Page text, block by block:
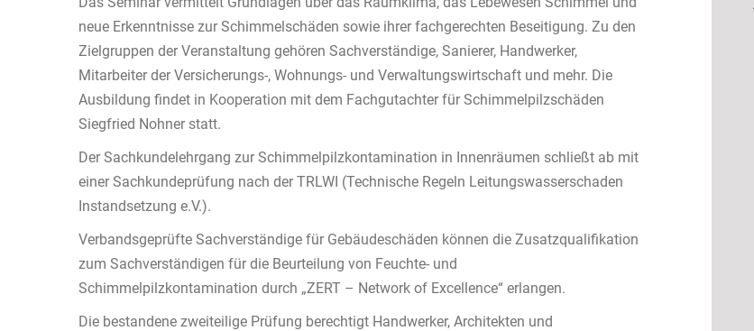
neue Erkenntnisse zur Schimmelschäden sowie ihrer fachgerechten Beseitigung. Zu den
Zielgruppen der Veranstaltung gehören Sachverständige, Sanierer, Handwerker,
Mitarbeiter der Versicherungs-, Wohnungs- und Verwaltungswirtschaft und mehr. Die
Ausbildung findet in Kooperation mit dem Fachgutachter für Schimmelpilzschäden
Siegfried Nohner statt.
Der Sachkundelehrgang zur Schimmelpilzkontamination in Innenräumen schließt ab mit
einer Sachkundeprüfung nach der TRLWI (Technische Regeln Leitungswasserschaden
Instandsetzung e.V.).
Verbandsgeprüfte Sachverständige für Gebäudeschäden können die Zusatzqualifikation
zum Sachverständigen für die Beurteilung von Feuchte- und
Schimmelpilzkontamination durch „ZERT – Network of Excellence“ erlangen.
Die bestandene zweiteilige Prüfung berechtigt Handwerker, Architekten und